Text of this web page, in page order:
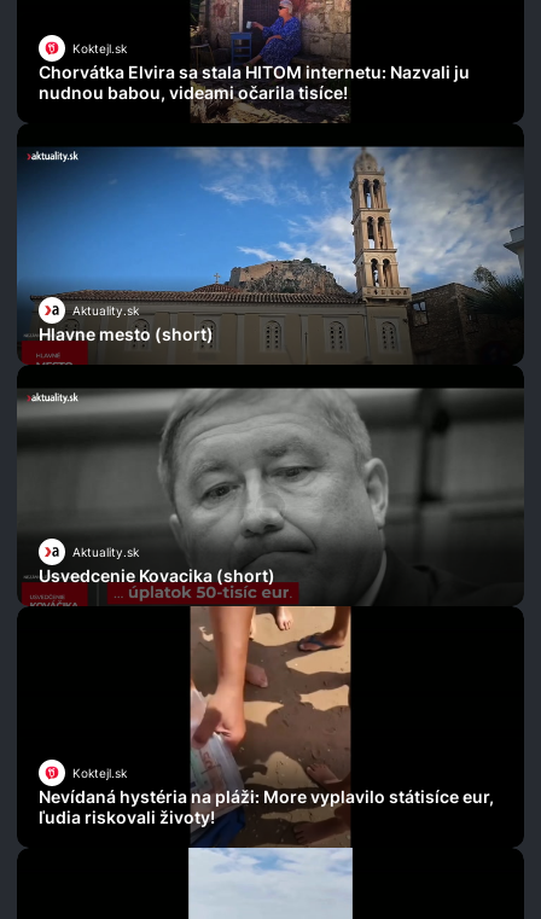
Koktejl.sk
Chorvátka Elvira sa stala HITOM internetu: Nazvali ju
nudnou babou, videami očarila tisíce!
Aktuality.sk
Hlavne mesto (short)
Aktuality.sk
Usvedcenie Kovacika (short)
Koktejl.sk
Nevídaná hystéria na pláži: More vyplavilo státisíce eur,
ľudia riskovali životy!